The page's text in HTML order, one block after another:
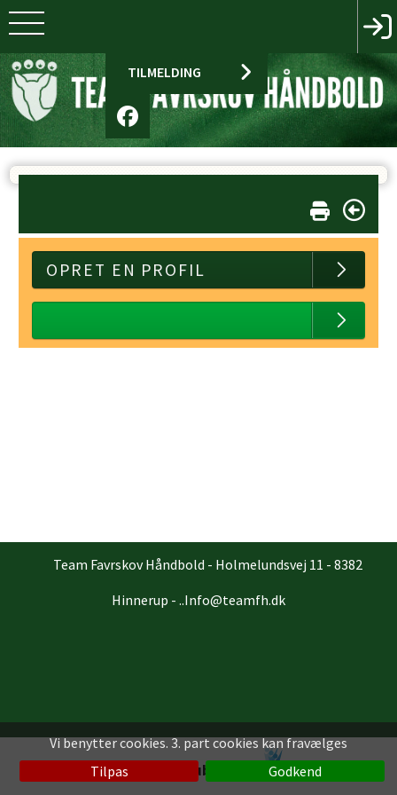
Vi benytter cookies. 3. part cookies kan fravælges
Tilpas
Godkend
TILMELDING
OPRET EN PROFIL
Team Favrskov Håndbold - Holmelundsvej 11 - 8382
Hinnerup - ..Info@teamfh.dk
en løsning fra Klubmodul